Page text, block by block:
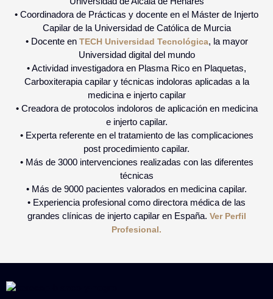
• Coordinadora de Prácticas y docente en el Máster de Injerto
Capilar de la Universidad de Católica de Murcia
• Docente en TECH Universidad Tecnológica, la mayor
Universidad digital del mundo
• Actividad investigadora en Plasma Rico en Plaquetas,
Carboxiterapia capilar y técnicas indoloras aplicadas a la
medicina e injerto capilar
• Creadora de protocolos indoloros de aplicación en medicina
e injerto capilar.
• Experta referente en el tratamiento de las complicaciones
post procedimiento capilar.
• Más de 3000 intervenciones realizadas con las diferentes
técnicas
• Más de 9000 pacientes valorados en medicina capilar.
• Experiencia profesional como directora médica de las
grandes clínicas de injerto capilar en España. Ver Perfil
Profesional.